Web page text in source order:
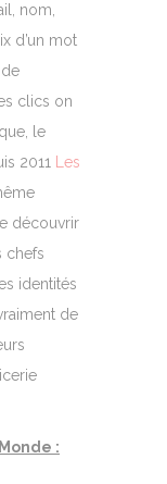
nom,
d’un mot
clics on
le
2011 Les
découvrir
chefs
identités
de
: